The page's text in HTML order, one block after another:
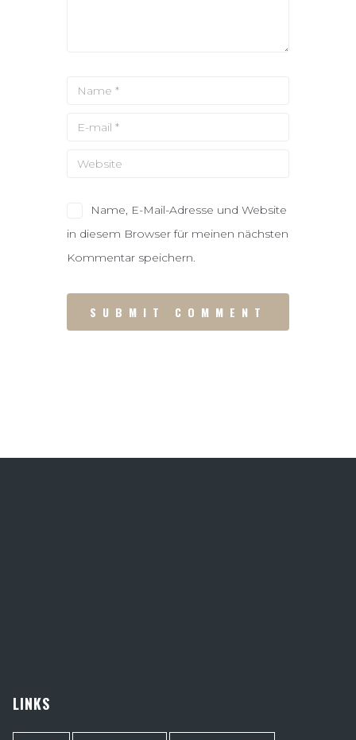
Name, E-Mail-Adresse und Website
in diesem Browser für meinen nächsten
Kommentar speichern.
LINKS